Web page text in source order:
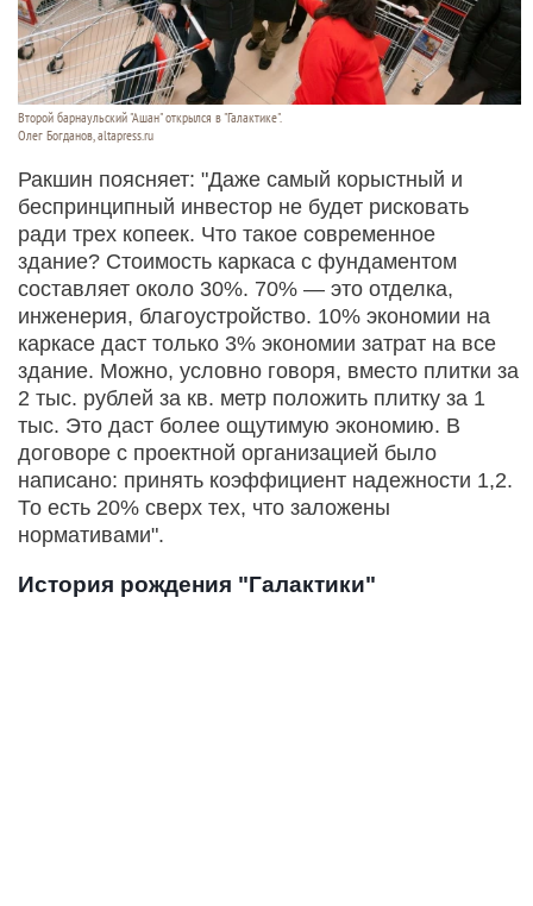
Второй барнаульский "Ашан" открылся в "Галактике".
Олег Богданов, altapress.ru
Ракшин поясняет: "Даже самый корыстный и
беспринципный инвестор не будет рисковать
ради трех копеек. Что такое современное
здание? Стоимость каркаса с фундаментом
составляет около 30%. 70% — это отделка,
инженерия, благоустройство. 10% экономии на
каркасе даст только 3% экономии затрат на все
здание. Можно, условно говоря, вместо плитки за
2 тыс. рублей за кв. метр положить плитку за 1
тыс. Это даст более ощутимую экономию. В
договоре с проектной организацией было
написано: принять коэффициент надежности 1,2.
То есть 20% сверх тех, что заложены
нормативами".
История рождения "Галактики"